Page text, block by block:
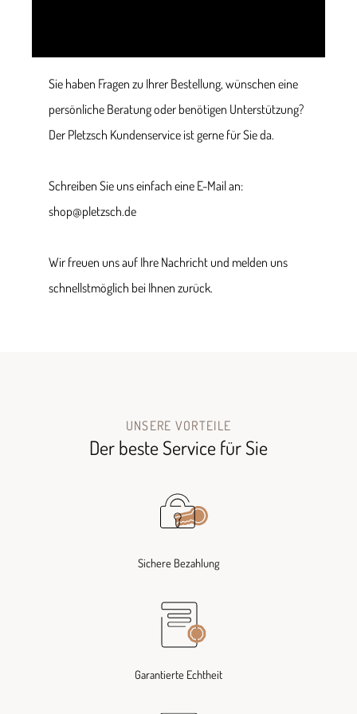
Sie haben Fragen zu Ihrer Bestellung, wünschen eine
persönliche Beratung oder benötigen Unterstützung?
Der Pletzsch Kundenservice ist gerne für Sie da.
Schreiben Sie uns einfach eine E-Mail an:
shop@pletzsch.de
Wir freuen uns auf Ihre Nachricht und melden uns
schnellstmöglich bei Ihnen zurück.
UNSERE VORTEILE
Der beste Service für Sie
Sichere Bezahlung
Garantierte Echtheit